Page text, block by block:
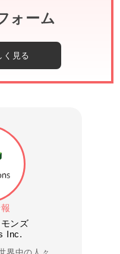
ォーム
見る
モンズ
Inc.
界中の人々